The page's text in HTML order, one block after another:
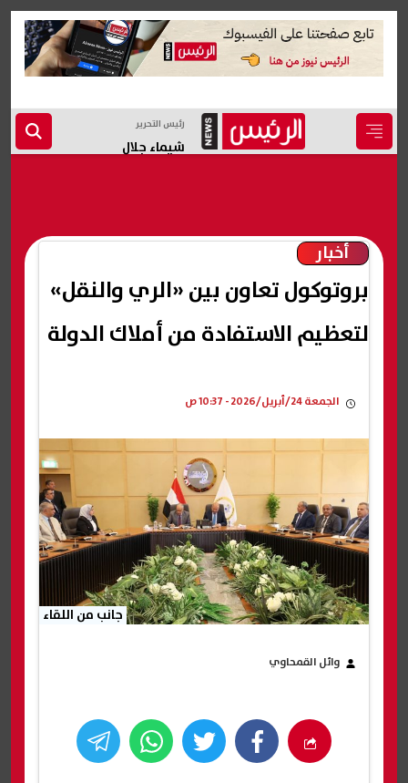
رئيس التحرير
شيماء جلال
أخبار
بروتوكول تعاون بين «الري والنقل»
لتعظيم الاستفادة من أملاك الدولة
الجمعة 24/أبريل/2026 - 10:37 ص
جانب من اللقاء
وائل القمحاوي